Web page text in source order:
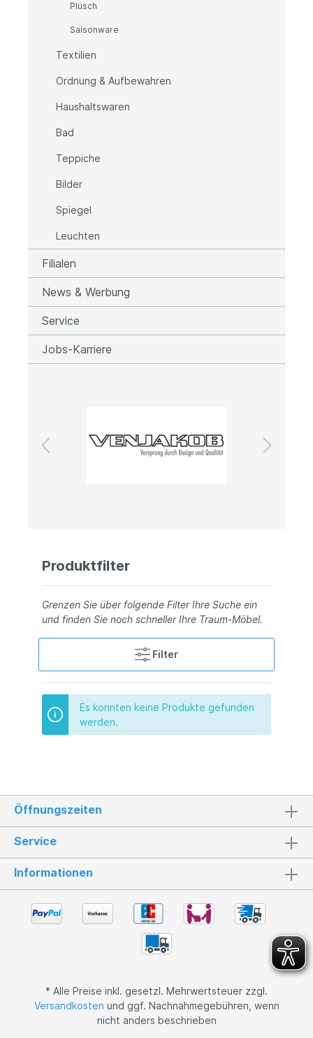
Plüsch
Saisonware
Textilien
Ordnung & Aufbewahren
Haushaltswaren
Bad
Teppiche
Bilder
Spiegel
Leuchten
Filialen
News & Werbung
Service
Jobs-Karriere
Produktfilter
Grenzen Sie über folgende Filter Ihre Suche ein
und finden Sie noch schneller Ihre Traum-Möbel.
Filter
Es konnten keine Produkte gefunden
werden.
Öffnungszeiten
Service
Informationen
* Alle Preise inkl. gesetzl. Mehrwertsteuer zzgl.
Versandkosten und ggf. Nachnahmegebühren, wenn
nicht anders beschrieben